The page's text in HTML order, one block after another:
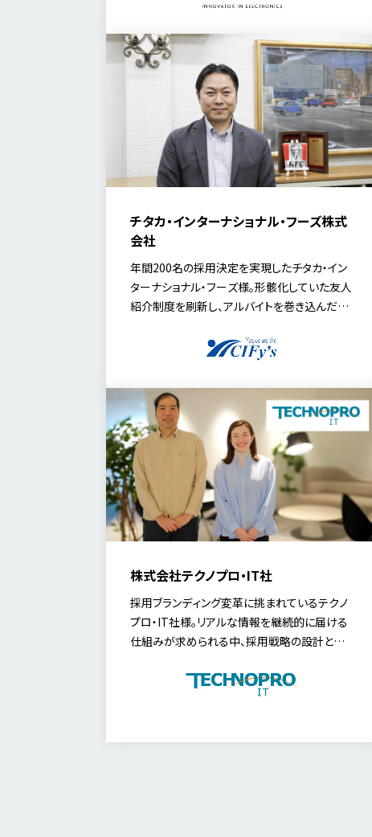
ネージャーの田上 三花 氏に、経営戦略におけ
織の変化について伺いました。
チタカ・インターナショナル・フーズ株式
会社
年間200名の採用決定を実現したチタカ・イン
ターナショナル・フーズ様。形骸化していた友人
紹介制度を刷新し、アルバイトを巻き込んだリ
線の施策、人的資本経営につながる組織づくり
について、同社の人事部 副部長の長谷川氏に
株式会社テクノプロ・IT社
採用ブランディング変革に挑まれているテクノ
プロ・IT社様。リアルな情報を継続的に届ける
仕組みが求められる中、採用戦略の設計と伴
ビス「RXO」と、採用ブランディングサービス
「MyTalent Brand」を活用したサイト制作・オ